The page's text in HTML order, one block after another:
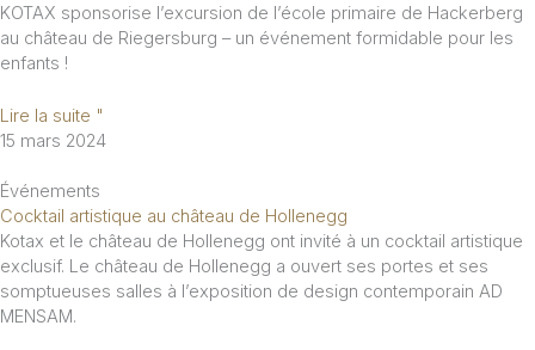
KOTAX sponsorise l’excursion de l’école primaire de Hackerberg
au château de Riegersburg – un événement formidable pour les
enfants !
Lire la suite "
15 mars 2024
Événements
Cocktail artistique au château de Hollenegg
Kotax et le château de Hollenegg ont invité à un cocktail artistique
exclusif. Le château de Hollenegg a ouvert ses portes et ses
somptueuses salles à l’exposition de design contemporain AD
MENSAM.